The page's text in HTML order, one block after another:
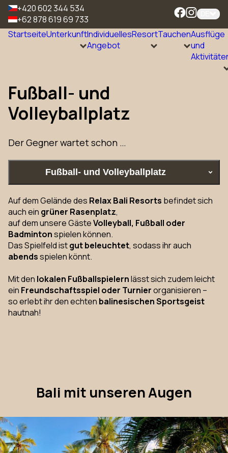
+420 602 344 534
+62 878 619 69 733
StartseiteUnterkunftIndividuelles
Angebot
ResortTauchenAusflüge
und
Fußball- und
Volleyballplatz
Der Gegner wartet schon …
Fußball- und Volleyballplatz
Auf dem Gelände des Relax Bali Resorts befindet sich
auch ein grüner Rasenplatz,
auf dem unsere GästeVolleyball, Fußball oder
Badmintonspielen können.
Das Spielfeld istgut beleuchtet, sodass ihr auch
abendsspielen könnt.
Mit den lokalen Fußballspielernlässt sich zudem leicht
ein Freundschaftsspiel oder Turnierorganisieren –
so erlebt ihr den echten balinesischen Sportsgeist
hautnah!
Bali mit unseren Augen